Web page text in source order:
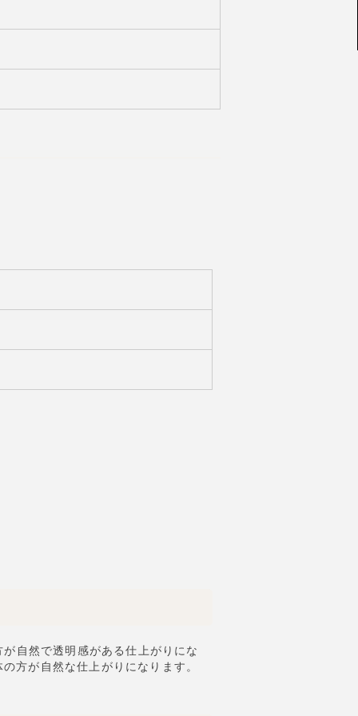
自然で透明感がある仕上がりにな
方が自然な仕上がりになります。